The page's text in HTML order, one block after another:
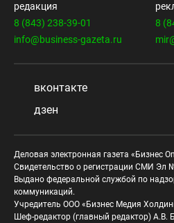
редакция
8 (843) 238-39-01
info@business-gazeta.ru
8
вконтакте
дзен
Деловая электронная газета «Бизнес
Свидетельство о регистрации СМИ Эл
Выдано федеральной службой по
коммуникаций.
Учредитель ООО «Бизнес Медия
Шеф-редактор (главный редактор) А.В.